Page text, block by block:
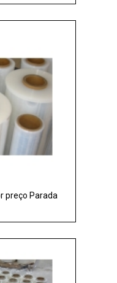
preço Parada